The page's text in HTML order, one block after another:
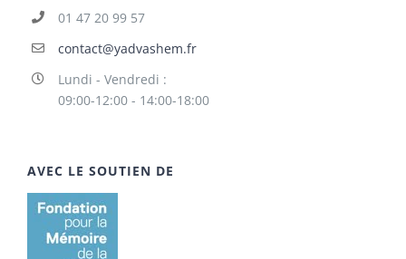
01 47 20 99 57
contact@yadvashem.fr
Lundi - Vendredi :
09:00-12:00 - 14:00-18:00
AVEC LE SOUTIEN DE